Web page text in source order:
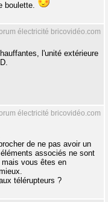
boulette.
électricité bricovidéo.com
l'unité extérieure
électricité bricovidéo.com
de ne pas avoir un
associés ne sont
vous êtes en
télérupteurs ?